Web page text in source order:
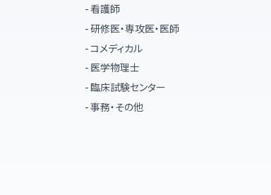
看護師
研修医・専攻医・医師
コメディカル
医学物理士
臨床試験センター
事務・その他